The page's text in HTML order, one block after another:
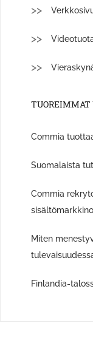
TUOREIMMAT
Commia
Suomalaista
Commia
Miten
Finlandia-